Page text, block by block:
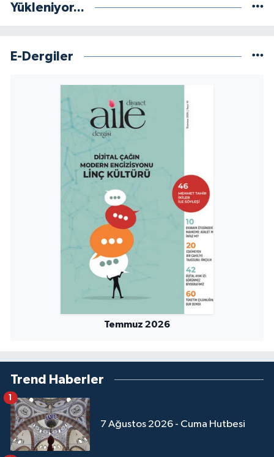
Yükleniyor...
E-Dergiler
Temmuz 2026
Trend Haberler
7 Ağustos 2026 - Cuma Hutbesi
1
Yalova Müftülüğü